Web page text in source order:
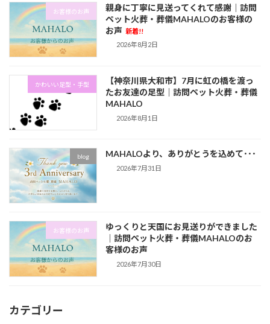
お客様のお声
親身に丁寧に見送ってくれて感謝｜訪問
ペット火葬・葬儀MAHALOのお客様の
お声 新着!!
2026年8月2日
かわいい足型・手型
【神奈川県大和市】7月に虹の橋を渡っ
たお友達の足型｜訪問ペット火葬・葬儀
MAHALO
2026年8月1日
blog MAHALOより、ありがとうを込めて･･･
2026年7月31日
お客様のお声
ゆっくりと天国にお見送りができました
｜訪問ペット火葬・葬儀MAHALOのお
客様のお声
2026年7月30日
カテゴリー